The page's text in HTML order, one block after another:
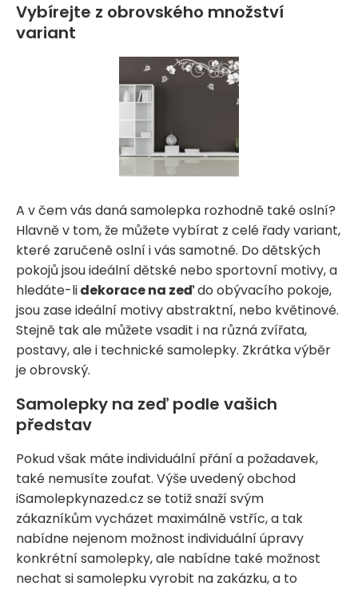
Vybírejte z obrovského množství
variant
A v čem vás daná samolepka rozhodně také oslní?
Hlavně v tom, že můžete vybírat z celé řady variant,
které zaručeně oslní i vás samotné. Do dětských
pokojů jsou ideální dětské nebo sportovní motivy, a
hledáte-lidekorace na zeďdo obývacího pokoje,
jsou zase ideální motivy abstraktní, nebo květinové.
Stejně tak ale můžete vsadit i na různá zvířata,
postavy, ale i technické samolepky. Zkrátka výběr
je obrovský.
Samolepky na zeď podle vašich
představ
Pokud však máte individuální přání a požadavek,
také nemusíte zoufat. Výše uvedený obchod
iSamolepkynazed.cz se totiž snaží svým
zákazníkům vycházet maximálně vstříc, a tak
nabídne nejenom možnost individuální úpravy
konkrétní samolepky, ale nabídne také možnost
nechat si samolepku vyrobit na zakázku, a to